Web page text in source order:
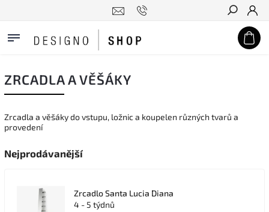
Hledat
ZRCADLA A VĚŠÁKY
Zrcadla a věšáky do vstupu, ložnic a koupelen různých tvarů a
provedení
Nejprodávanější
Zrcadlo Santa Lucia Diana
4 - 5 týdnů